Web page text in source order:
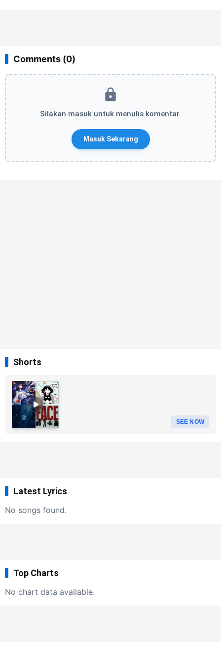
Comments (0)
Silakan masuk untuk menulis komentar.
Masuk Sekarang
Shorts
SEE NOW
Latest Lyrics
No songs found.
Top Charts
No chart data available.